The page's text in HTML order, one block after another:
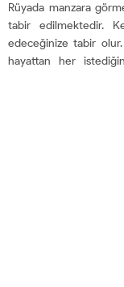
Rüyada manzara
tabir edilmektedir.
edeceğinize tabir olur.
hayattan her